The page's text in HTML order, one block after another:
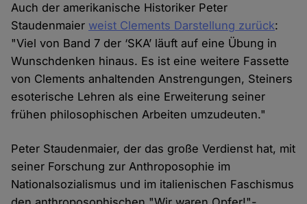
Auch der amerikanische Historiker Peter
Staudenmaier weist Clements Darstellung zurück:
"Viel von Band 7 der ‘SKA’ läuft auf eine Übung in
Wunschdenken hinaus. Es ist eine weitere Fassette
von Clements anhaltenden Anstrengungen, Steiners
esoterische Lehren als eine Erweiterung seiner
frühen philosophischen Arbeiten umzudeuten."
Peter Staudenmaier, der das große Verdienst hat, mit
seiner Forschung zur Anthroposophie im
Nationalsozialismus und im italienischen Faschismus